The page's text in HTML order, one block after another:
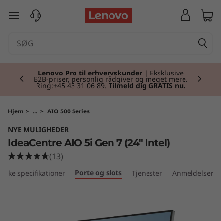
e
n
spring til hovedindhold
Lenovo Pro til erhvervskunder| Eksklusive
B2B-priser, personlig rådgiver og meget mere.
Ring:+45 43 31 06 89. Tilmeld dig GRATIS nu.
Currently displaying item 2 of 2
Hjem > ... > AIO 500 Series
NYE MULIGHEDER
IdeaCentre AIO 5i Gen 7 (24" Intel)
(13)
specifikationer Porte og slots Tjenester Anmeldelser